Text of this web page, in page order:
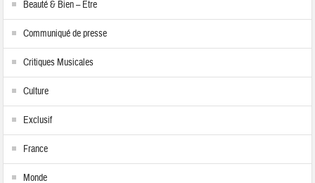
Beauté & Bien – Etre
Communiqué de presse
Critiques Musicales
Culture
Exclusif
France
Monde